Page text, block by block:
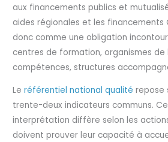
aux financements publics et
aides régionales et les financements
donc comme une obligation
centres de formation, organismes de
compétences, structures
Leréférentiel national qualité repose
trente-deux indicateurs communs.
interprétation diffère selon les
doivent prouver leur capacité à